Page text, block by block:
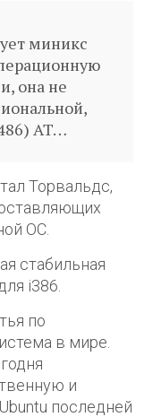
миникс
она не
AT…
Торвальдс,
ОС.
стабильная
i386.
по
в мире.
и
последней